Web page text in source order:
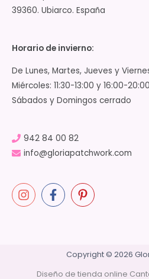
39360. Ubiarco. España
Horario de invierno:
De Lunes, Martes, Jueves y
Miércoles: 11:30-13:00 y 16:00-20:00
Sábados y Domingos cerrado
942 84 00 82
info@gloriapatchwork.com
Copyright © 2026
Diseño de tienda online